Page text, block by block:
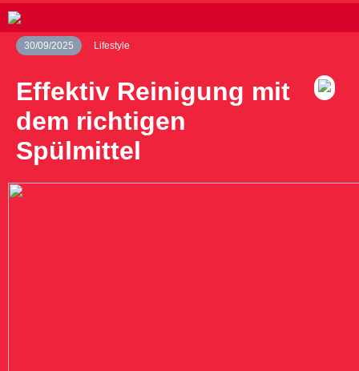
30/09/2025 Lifestyle
Effektiv Reinigung mit
dem richtigen
Spülmittel